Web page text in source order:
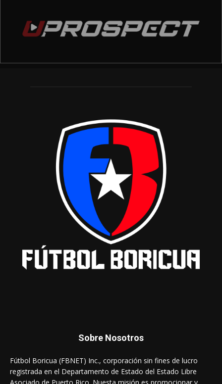
Sobre Nosotros
Fútbol Boricua (FBNET) Inc., corporación sin fines de lucro
registrada en el Departamento de Estado del Estado Libre